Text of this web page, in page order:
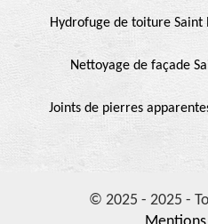
Hydrofuge de toiture Saint
Nettoyage de façade
Joints de pierres
© 2025 - 2025 -